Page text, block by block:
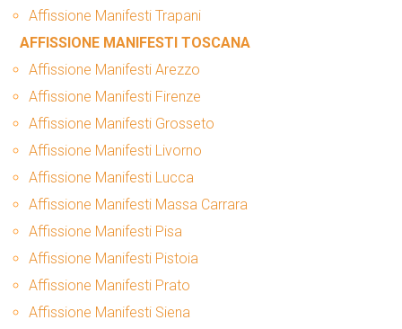
Affissione Manifesti Trapani
AFFISSIONE MANIFESTI TOSCANA
Affissione Manifesti Arezzo
Affissione Manifesti Firenze
Affissione Manifesti Grosseto
Affissione Manifesti Livorno
Affissione Manifesti Lucca
Affissione Manifesti Massa Carrara
Affissione Manifesti Pisa
Affissione Manifesti Pistoia
Affissione Manifesti Prato
Affissione Manifesti Siena